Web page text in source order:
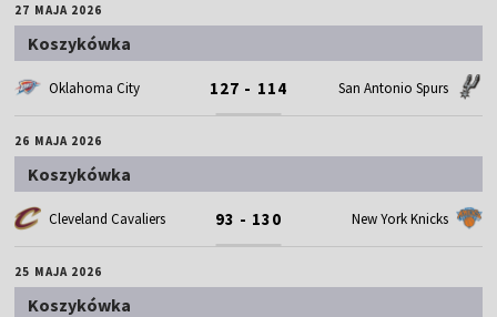
27 MAJA 2026
Koszykówka
Oklahoma City 127 - 114 San Antonio Spurs
26 MAJA 2026
Koszykówka
Cleveland Cavaliers 93 - 130 New York Knicks
25 MAJA 2026
Koszykówka